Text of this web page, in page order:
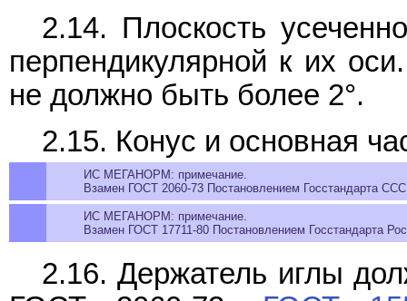
2.14. Плоскость
перпендикулярной к их
не должно быть более 2°.
2.15. Конус и основная
ИС МЕГАНОРМ: примечание.
Взамен ГОСТ 2060-73 Постановлением Госстандарта
ИС МЕГАНОРМ: примечание.
Взамен ГОСТ 17711-80 Постановлением Госстандарта
2.16. Держатель иглы